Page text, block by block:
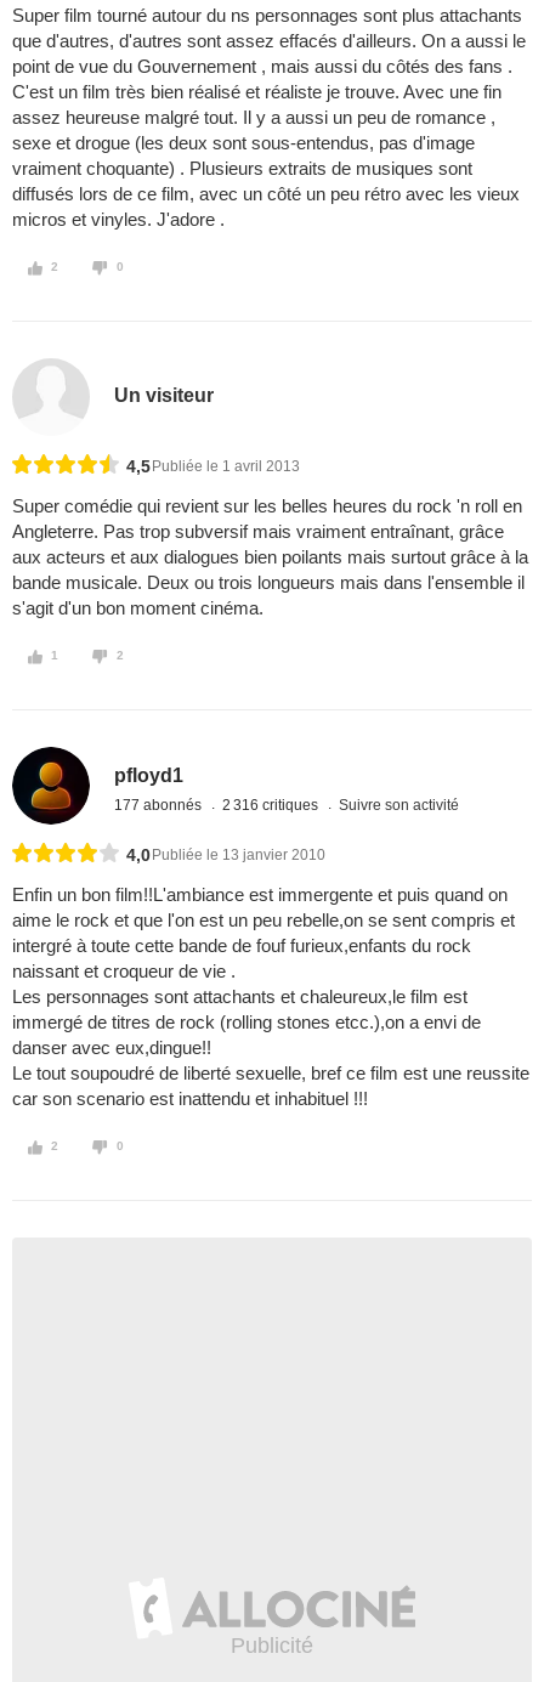
Super film tourné autour du ns personnages sont plus attachants
que d'autres, d'autres sont assez effacés d'ailleurs. On a aussi le
point de vue du Gouvernement , mais aussi du côtés des fans .
C'est un film très bien réalisé et réaliste je trouve. Avec une fin
assez heureuse malgré tout. Il y a aussi un peu de romance ,
sexe et drogue (les deux sont sous-entendus, pas d'image
vraiment choquante) . Plusieurs extraits de musiques sont
diffusés lors de ce film, avec un côté un peu rétro avec les vieux
micros et vinyles. J'adore .
2 0
Un visiteur
4,5 Publiée le 1 avril 2013
Super comédie qui revient sur les belles heures du rock 'n roll en
Angleterre. Pas trop subversif mais vraiment entraînant, grâce
aux acteurs et aux dialogues bien poilants mais surtout grâce à la
bande musicale. Deux ou trois longueurs mais dans l'ensemble il
s'agit d'un bon moment cinéma.
1 2
pfloyd1
177 abonnés 2 316 critiques Suivre son activité
4,0 Publiée le 13 janvier 2010
Enfin un bon film!!L'ambiance est immergente et puis quand on
aime le rock et que l'on est un peu rebelle,on se sent compris et
intergré à toute cette bande de fouf furieux,enfants du rock
naissant et croqueur de vie .
Les personnages sont attachants et chaleureux,le film est
immergé de titres de rock (rolling stones etcc.),on a envi de
danser avec eux,dingue!!
Le tout soupoudré de liberté sexuelle, bref ce film est une reussite
car son scenario est inattendu et inhabituel !!!
2 0